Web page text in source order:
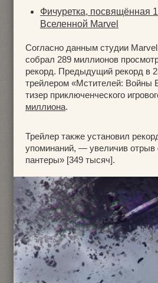
Фичуретка, посвящённая
Вселенной Marvel
Согласно данным студии
собрал 289 миллионов
рекорд. Предыдущий рекорд в
трейлером «Мстителей: Войны
тизер приключенческого
миллиона.
Трейлер также установил
упоминаний, — увеличив отрыв
пантеры» [349 тысяч].